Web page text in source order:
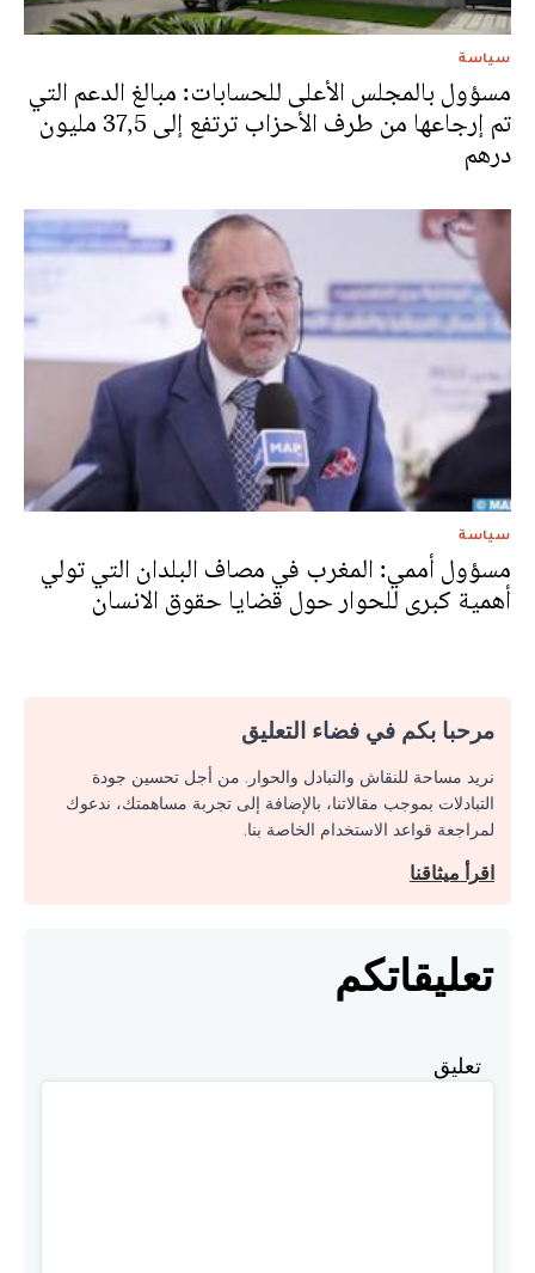
سياسة
مسؤول بالمجلس الأعلى للحسابات: مبالغ الدعم التي
تم إرجاعها من طرف الأحزاب ترتفع إلى 37,5 مليون
درهم
سياسة
مسؤول أممي: المغرب في مصاف البلدان التي تولي
أهمية كبرى للحوار حول قضايا حقوق الانسان
مرحبا بكم في فضاء التعليق
نريد مساحة للنقاش والتبادل والحوار. من أجل تحسين جودة
التبادلات بموجب مقالاتنا، بالإضافة إلى تجربة مساهمتك، ندعوك
لمراجعة قواعد الاستخدام الخاصة بنا.
اقرأ ميثاقنا
تعليقاتكم
تعليق